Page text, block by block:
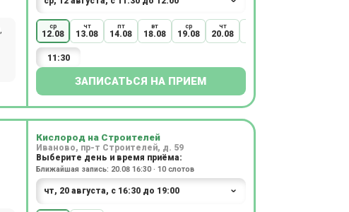
ср
12.08
чт
13.08
пт
14.08
вт
18.08
ср
19.08
чт
20.08
11:30
ЗАПИСАТЬСЯ НА ПРИЕМ
Кислород на Строителей
Иваново, пр-т Строителей, д. 59
Выберите день и время приёма:
Ближайшая запись: 20.08 16:30 · 10 слотов